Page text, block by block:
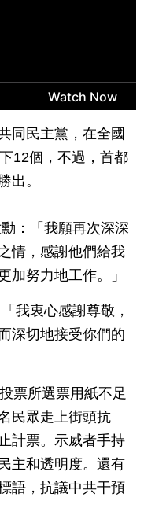
同民主黨，在全國
12個，不過，首都
出。
：「我願再次深深
情，感謝他們給我
加努力地工作。」
我衷心感謝尊敬，
深切地接受你們的
票所選票用紙不足
民眾走上街頭抗
計票。示威者手持
主和透明度。還有
語，抗議中共干預